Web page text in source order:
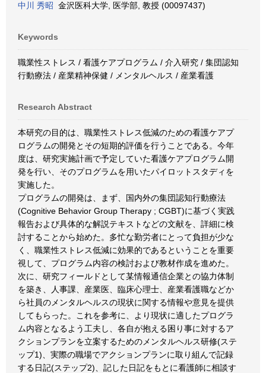
中川 秀昭 金沢医科大学, 医学部, 教授 (00097437)
Keywords
職業性ストレス / 看護ケアプログラム / 介入研究 / 集団認知
行動療法 / 産業精神保健 / メンタルヘルス / 産業看護
Research Abstract
本研究の目的は、職業性ストレス低減のための看護ケアプ
ログラムの開発とその短期的評価を行うことである。今年
度は、研究実施計画で予定していた看護ケアプログラム開
発を行い、そのプログラムを用いたパイロットスタディを
実施した。
プログラムの開発は、まず、国内外の集団認知行動療法
(Cognitive Behavior Group Therapy ; CGBT)に基づく実践
報告および具体的な解説テキストなどの文献を、詳細に検
討することから始めた。多忙な勤労者にとって負担が少な
く、職業性ストレス低減に効果的であるということを重要
視して、プログラム内容の検討および教材作成を進めた。
次に、研究フィールドとして某情報通信企業との協力体制
を築き、人事課、産業医、臨床心理士、産業看護職などか
ら社員のメンタルヘルスの現状に関する情報や意見を提供
してもらった。これを参考に、より現状に適したプログラ
ム内容となるよう工夫し、各自が抱える困り事に対するア
クションプランを立案するためのメンタルヘルス研修(ステ
ップ1)、実際の職場でアクションプランに取り組んで記録
する日記(ステップ2)、記した日記をもとに看護師に相談す